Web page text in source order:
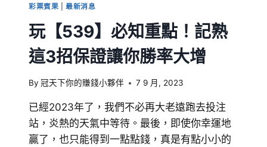
彩票賓果 |最新消息
玩【539】必知重點！記熟
這3招保證讓你勝率大增
By 冠天下你的賺錢小夥伴 7 9 月, 2023
已經2023年了，我們不必再大老遠跑去投注
站，炎熱的天氣中等待。最後，即使你幸運地
贏了，也只能得到一點點錢，真是有點小小的